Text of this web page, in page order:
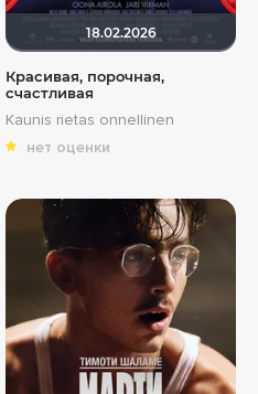
18.02.2026
Красивая, порочная,
счастливая
Kaunis rietas onnellinen
нет оценки